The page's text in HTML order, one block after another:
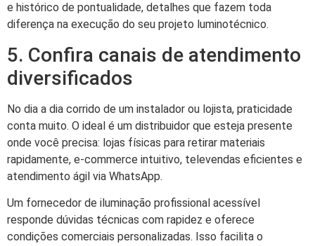
e histórico de pontualidade, detalhes que fazem toda
diferença na execução do seu projeto luminotécnico.
5. Confira canais de atendimento
diversificados
No dia a dia corrido de um instalador ou lojista, praticidade
conta muito. O ideal é um distribuidor que esteja presente
onde você precisa: lojas físicas para retirar materiais
rapidamente, e-commerce intuitivo, televendas eficientes e
atendimento ágil via WhatsApp.
Um fornecedor de iluminação profissional acessível
responde dúvidas técnicas com rapidez e oferece
condições comerciais personalizadas. Isso facilita o